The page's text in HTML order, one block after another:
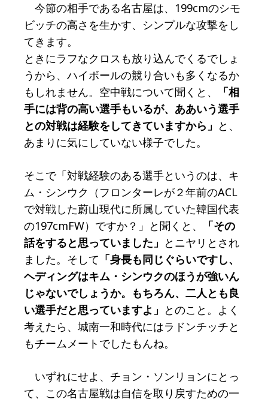
今節の相手である名古屋は、199cmのシモ
ビッチの高さを生かす、シンプルな攻撃をし
てきます。
ときにラフなクロスも放り込んでくるでしょ
うから、ハイボールの競り合いも多くなるか
もしれません。空中戦について聞くと、
「相
手には背の高い選手もいるが、ああいう選手
との対戦は経験をしてきていますから」 と、
あまりに気にしていない様子でした。
そこで「対戦経験のある選手というのは、キ
ム・シンウク（フロンターレが２年前のACL
で対戦した蔚山現代に所属していた韓国代表
の197cmFW）ですか？」と聞くと、
「その
話をすると思っていました」 とニヤリとされ
ました。そして 「身長も同じぐらいですし、
ヘディングはキム・シンウクのほうが強いん
じゃないでしょうか。もちろん、二人とも良
い選手だと思っていますよ」 とのこと。よく
考えたら、城南一和時代にはラドンチッチと
もチームメートでしたもんね。
いずれにせよ、チョン・ソンリョンにとっ
て、この名古屋戦は自信を取り戻すための一